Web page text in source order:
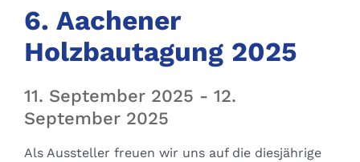
6. Aachener
Holzbautagung 2025
11. September 2025 - 12.
September 2025
Als Aussteller freuen wir uns auf die diesjährige